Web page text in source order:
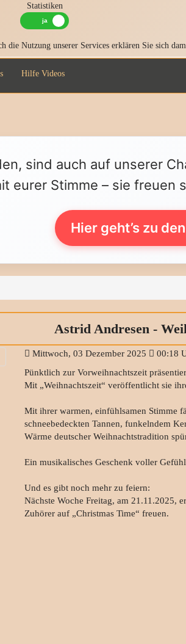
Statistiken
die Nutzung unserer Services erklären Sie sich
Hilfe Videos
sind auch auf unserer
eurer Stimme – sie freuen
Hier geht’s zu
Astrid Andresen -
Mittwoch, 03 Dezember 2025 00:18
Pünktlich zur Vorweihnachtszeit
Mit „Weihnachtszeit“ veröffentlicht sie
Mit ihrer warmen, einfühlsamen Stimme
schneebedeckten Tannen, funkelndem
Wärme deutscher Weihnachtstradition
Ein musikalisches Geschenk voller
Und es gibt noch mehr zu feiern:
Nächste Woche Freitag, am 21.11.2025,
Zuhörer auf „Christmas Time“ freuen.